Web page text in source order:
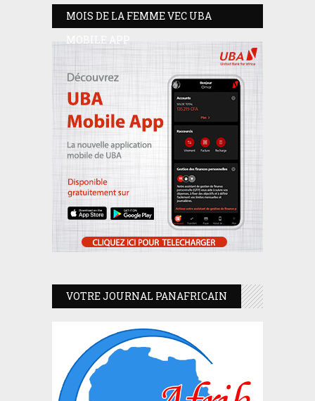
MOIS DE LA FEMME VEC UBA
MOBILE APP
VOTRE JOURNAL PANAFRICAIN